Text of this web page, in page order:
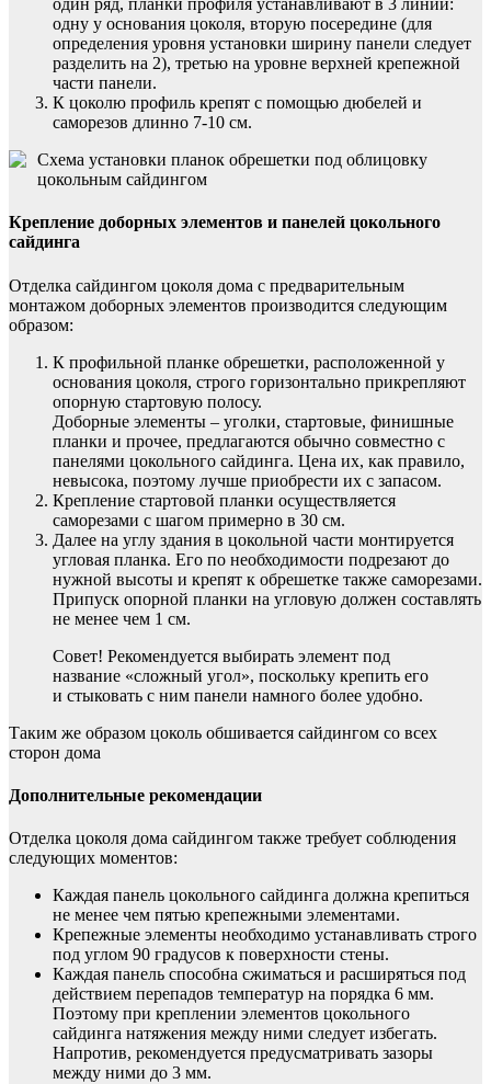
один ряд, планки профиля устанавливают в 3 линии:
одну у основания цоколя, вторую посередине (для
определения уровня установки ширину панели следует
разделить на 2), третью на уровне верхней крепежной
части панели.
К цоколю профиль крепят с помощью дюбелей и
саморезов длинно 7-10 см.
Схема установки планок обрешетки под облицовку
цокольным сайдингом
Крепление доборных элементов и панелей цокольного
сайдинга
Отделка сайдингом цоколя дома с предварительным
монтажом доборных элементов производится следующим
образом:
К профильной планке обрешетки, расположенной у
основания цоколя, строго горизонтально прикрепляют
опорную стартовую полосу.
Доборные элементы – уголки, стартовые, финишные
планки и прочее, предлагаются обычно совместно с
панелями цокольного сайдинга. Цена их, как правило,
невысока, поэтому лучше приобрести их с запасом.
Крепление стартовой планки осуществляется
саморезами с шагом примерно в 30 см.
Далее на углу здания в цокольной части монтируется
угловая планка. Его по необходимости подрезают до
нужной высоты и крепят к обрешетке также саморезами.
Припуск опорной планки на угловую должен составлять
не менее чем 1 см.
Совет! Рекомендуется выбирать элемент под
название «сложный угол», поскольку крепить его
и стыковать с ним панели намного более удобно.
Таким же образом цоколь обшивается сайдингом со всех
сторон дома
Дополнительные рекомендации
Отделка цоколя дома сайдингом также требует соблюдения
следующих моментов:
Каждая панель цокольного сайдинга должна крепиться
не менее чем пятью крепежными элементами.
Крепежные элементы необходимо устанавливать строго
под углом 90 градусов к поверхности стены.
Каждая панель способна сжиматься и расширяться под
действием перепадов температур на порядка 6 мм.
Поэтому при креплении элементов цокольного
сайдинга натяжения между ними следует избегать.
Напротив, рекомендуется предусматривать зазоры
между ними до 3 мм.